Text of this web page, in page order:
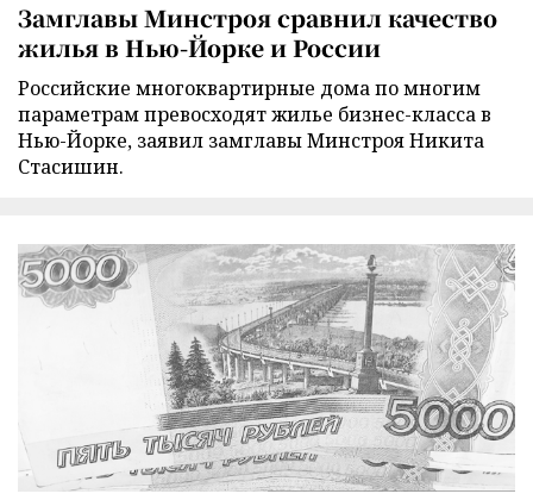
Замглавы Минстроя сравнил качество
жилья в Нью-Йорке и России
Российские многоквартирные дома по многим
параметрам превосходят жилье бизнес-класса в
Нью-Йорке, заявил замглавы Минстроя Никита
Стасишин.